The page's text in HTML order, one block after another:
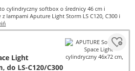
cylindryczny softbox o średnicy 46 cm i
lampami Aputure Light Storm LS C120, C300 i
Light
do LS-C120/C300